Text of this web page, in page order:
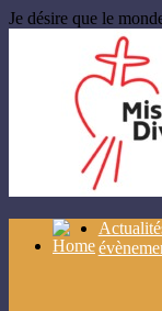
Je désire que le